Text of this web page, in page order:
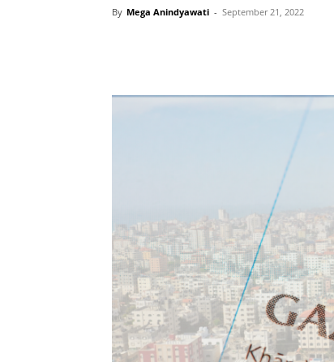
By Mega Anindyawati - September 21, 2022